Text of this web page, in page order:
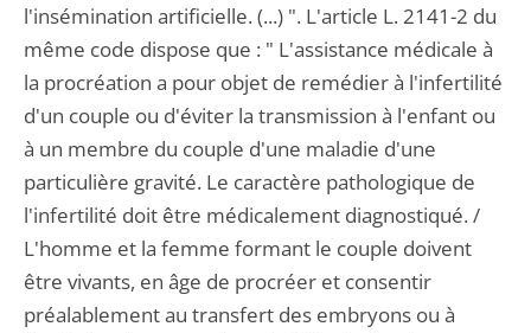
l'insémination artificielle. (...) ". L'article L. 2141-2 du
même code dispose que : " L'assistance médicale à
la procréation a pour objet de remédier à l'infertilité
d'un couple ou d'éviter la transmission à l'enfant ou
à un membre du couple d'une maladie d'une
particulière gravité. Le caractère pathologique de
l'infertilité doit être médicalement diagnostiqué. /
L'homme et la femme formant le couple doivent
être vivants, en âge de procréer et consentir
préalablement au transfert des embryons ou à